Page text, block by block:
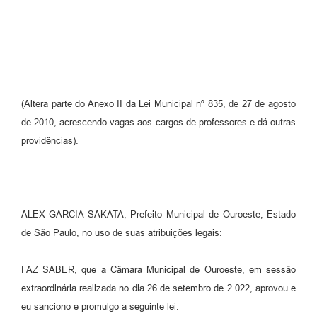
(Altera parte do Anexo II da Lei Municipal nº 835, de 27 de agosto
de 2010, acrescendo vagas aos cargos de professores e dá outras
providências).
ALEX GARCIA SAKATA, Prefeito Municipal de Ouroeste, Estado
de São Paulo, no uso de suas atribuições legais:
FAZ SABER, que a Câmara Municipal de Ouroeste, em sessão
extraordinária realizada no dia 26 de setembro de 2.022, aprovou e
eu sanciono e promulgo a seguinte lei: